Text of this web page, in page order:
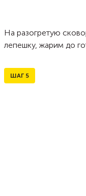
На разогретую
лепешку, жарим до
ШАГ 5